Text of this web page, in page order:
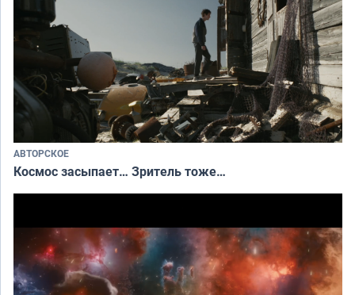
АВТОРСКОЕ
Космос засыпает… Зритель тоже…